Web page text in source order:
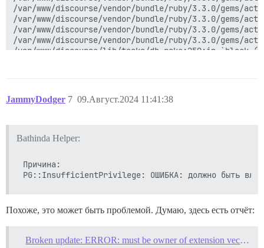
JammyDodger 09.Август.2024 11:41:38
7
Bathinda Helper:
Причина:
Похоже, это может быть проблемой. Думаю, здесь есть отчёт:
Broken update: ERROR: must be owner of extension vector (PG::InsufficientPrivilege)